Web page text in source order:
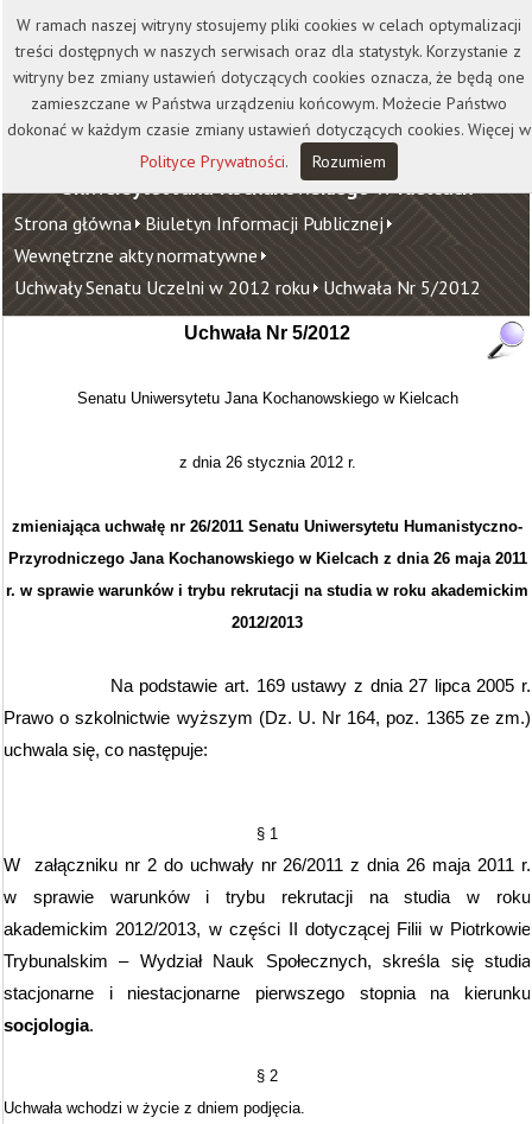
Kontakt Biblioteka
Wydawnictwo
Wirtualna Uczelnia
Uniwersytet Jana Kochanowskiego w Kielcach
Strona główna Biuletyn Informacji Publicznej
Wewnętrzne akty normatywne
Uchwały Senatu Uczelni w 2012 roku Uchwała Nr 5/2012
Uchwała Nr 5/2012
Senatu Uniwersytetu Jana Kochanowskiego w Kielcach
z dnia 26 stycznia 2012 r.
zmieniająca uchwałę nr 26/2011 Senatu Uniwersytetu Humanistyczno-
Przyrodniczego Jana Kochanowskiego w Kielcach z dnia 26 maja 2011
r. w sprawie warunków i trybu rekrutacji na studia w roku akademickim
2012/2013
Na podstawie art. 169 ustawy z dnia 27 lipca 2005 r.
Prawo o szkolnictwie wyższym (Dz. U. Nr 164, poz. 1365 ze zm.)
uchwala się, co następuje:
§ 1
W załączniku nr 2 do uchwały nr 26/2011 z dnia 26 maja 2011 r.
w sprawie warunków i trybu rekrutacji na studia w roku
akademickim 2012/2013, w części II dotyczącej Filii w Piotrkowie
Trybunalskim – Wydział Nauk Społecznych,
skreśla się studia
stacjonarne i niestacjonarne pierwszego stopnia na kierunku
socjologia.
§ 2
Uchwała wchodzi w życie z dniem podjęcia.
W ramach naszej witryny stosujemy pliki cookies w celach optymalizacji
treści dostępnych w naszych serwisach oraz dla statystyk. Korzystanie z
witryny bez zmiany ustawień dotyczących cookies oznacza, że będą one
zamieszczane w Państwa urządzeniu końcowym. Możecie Państwo
dokonać w każdym czasie zmiany ustawień dotyczących cookies. Więcej w
Polityce Prywatności. Rozumiem